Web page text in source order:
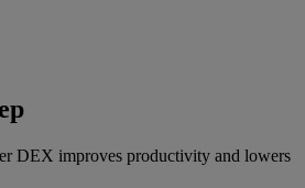
DEX improves productivity and lowers